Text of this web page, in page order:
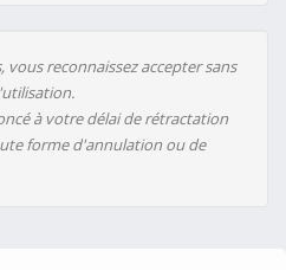
vous reconnaissez accepter sans
à votre délai de rétractation
forme d'annulation ou de